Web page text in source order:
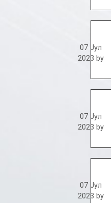
07 Јул
2023 by
07 Јул
2023 by
07 Јул
2023 by